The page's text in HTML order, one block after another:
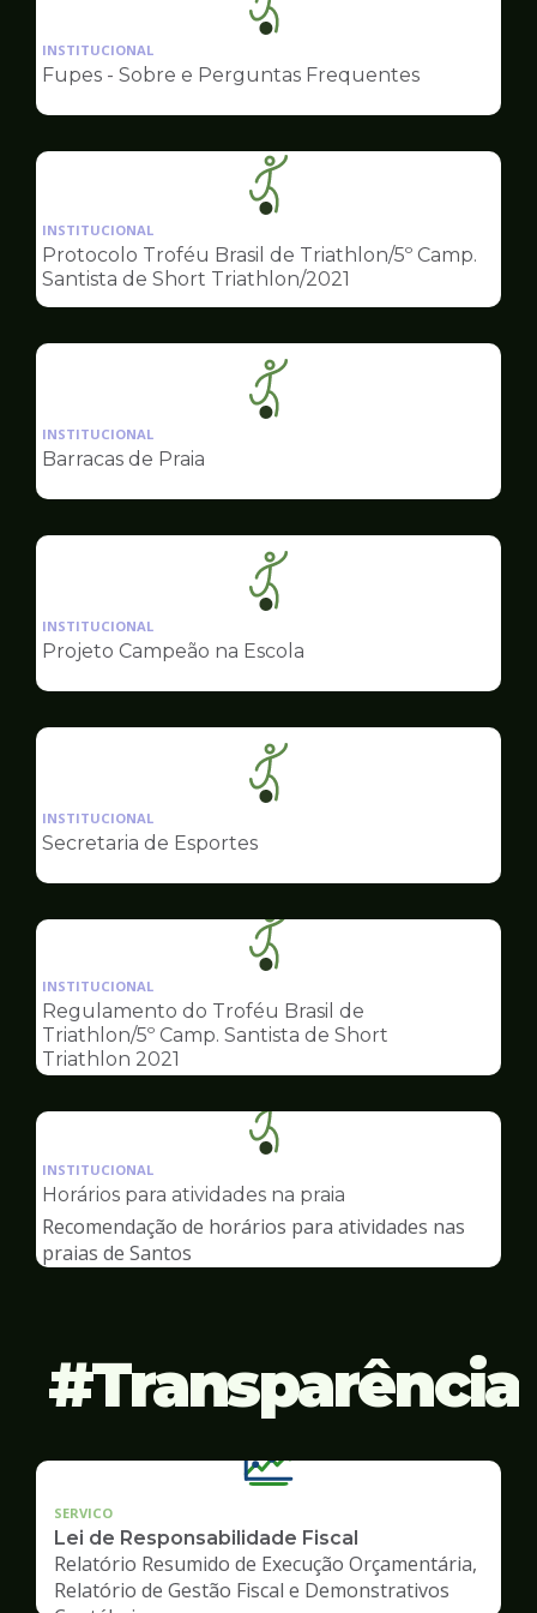
Ilustração
da
pagina
Esportes
INSTITUCIONAL
Fupes - Sobre e Perguntas Frequentes
Ilustração
da
pagina
de
Esportes
INSTITUCIONAL
Protocolo Troféu Brasil de Triathlon/5º Camp.
Santista de Short Triathlon/2021
Ilustração
da
Esportes
INSTITUCIONAL
Barracas de Praia
Ilustração
da
pagina
Esportes
INSTITUCIONAL
Projeto Campeão na Escola
Ilustração
da
Esportes
INSTITUCIONAL
Secretaria de Esportes
Ilustração
da
pagina
de
INSTITUCIONAL
Regulamento do Troféu Brasil de
Triathlon/5º Camp. Santista de Short
Triathlon 2021
Ilustração
da
pagina
Esportes
INSTITUCIONAL
Horários para atividades na praia
Recomendação de horários para atividades nas
praias de Santos
Transparência
SERVICO
Lei de Responsabilidade Fiscal
Relatório Resumido de Execução Orçamentária,
Relatório de Gestão Fiscal e Demonstrativos